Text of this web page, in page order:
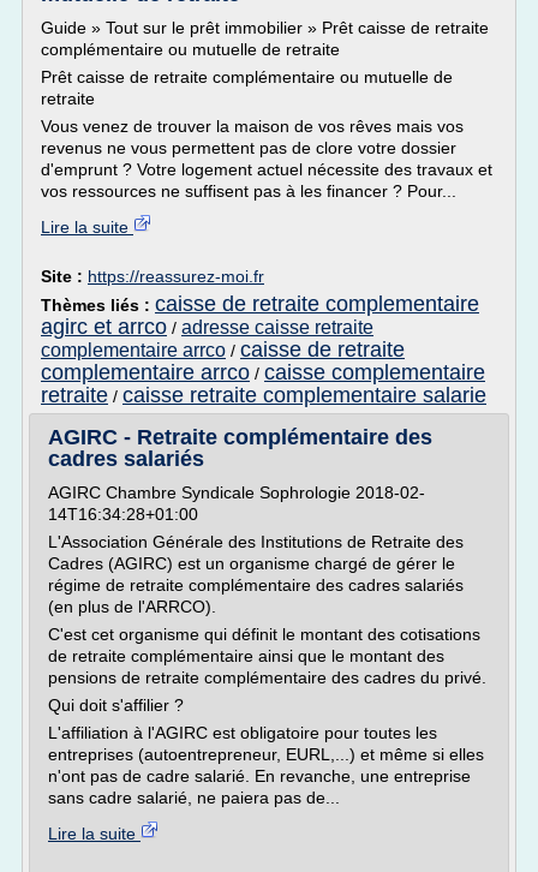
Guide » Tout sur le prêt immobilier » Prêt caisse de retraite
complémentaire ou mutuelle de retraite
Prêt caisse de retraite complémentaire ou mutuelle de
retraite
Vous venez de trouver la maison de vos rêves mais vos
revenus ne vous permettent pas de clore votre dossier
d'emprunt ? Votre logement actuel nécessite des travaux et
vos ressources ne suffisent pas à les financer ? Pour...
Lire la suite
Site : https://reassurez-moi.fr
Thèmes liés : caisse de retraite complementaire
agirc et arrco / adresse caisse retraite
complementaire arrco / caisse de retraite
complementaire arrco / caisse complementaire
retraite / caisse retraite complementaire salarie
AGIRC - Retraite complémentaire des
cadres salariés
AGIRC Chambre Syndicale Sophrologie 2018-02-
14T16:34:28+01:00
L'Association Générale des Institutions de Retraite des
Cadres (AGIRC) est un organisme chargé de gérer le
régime de retraite complémentaire des cadres salariés
(en plus de l'ARRCO).
C'est cet organisme qui définit le montant des cotisations
de retraite complémentaire ainsi que le montant des
pensions de retraite complémentaire des cadres du privé.
Qui doit s'affilier ?
L'affiliation à l'AGIRC est obligatoire pour toutes les
entreprises (autoentrepreneur, EURL,...) et même si elles
n'ont pas de cadre salarié. En revanche, une entreprise
sans cadre salarié, ne paiera pas de...
Lire la suite